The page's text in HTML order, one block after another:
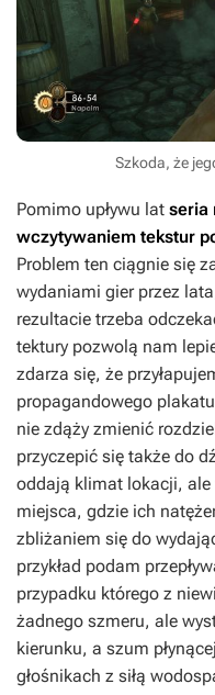
Szkoda, że
Pomimo upływu lat seria
wczytywaniem tekstur
Problem ten ciągnie się
wydaniami gier przez
rezultacie trzeba
tektury pozwolą nam
zdarza się, że
propagandowego
nie zdąży zmienić
przyczepić się także do
oddają klimat lokacji,
miejsca, gdzie ich
zbliżaniem się do
przykład podam
przypadku którego z
żadnego szmeru, ale
kierunku, a szum
głośnikach z siłą